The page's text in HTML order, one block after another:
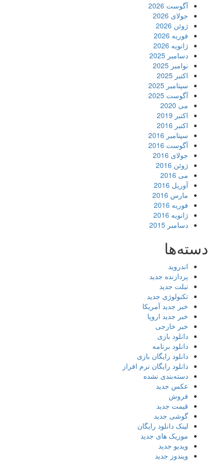
آگوست 2026
جولای 2026
ژوئن 2026
فوریه 2026
ژانویه 2026
دسامبر 2025
نوامبر 2025
اکتبر 2025
سپتامبر 2025
آگوست 2025
می 2020
اکتبر 2019
اکتبر 2016
سپتامبر 2016
آگوست 2016
جولای 2016
ژوئن 2016
می 2016
آوریل 2016
مارس 2016
فوریه 2016
ژانویه 2016
دسامبر 2015
دسته‌ها
اندروید
پردازنده جدید
تبلت جدید
تکنولوژی جدید
خبر جدید آمریکا
خبر جدید اروپا
خبر خارجی
دانلود بازی
دانلود برنامه
دانلود رایگان بازی
دانلود رایگان نرم افراز
دسته‌بندی نشده
عکس جدید
فروش
قیمت جدید
گوشی جدید
لینک دانلود رایگان
موزیک های جدید
ویدیو جدید
ویندوز جدید